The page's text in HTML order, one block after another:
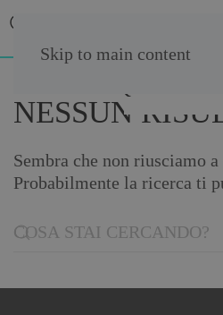
Skip to main content
NESSUN
Sembra che non riusciamo
Probabilmente la ricerca ti